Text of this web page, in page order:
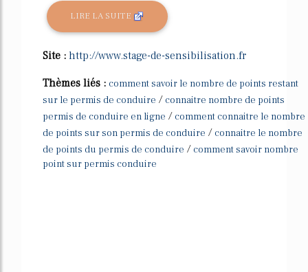
LIRE LA SUITE
Site : http://www.stage-de-sensibilisation.fr
Thèmes liés : comment savoir le nombre de points restant
sur le permis de conduire / connaitre nombre de points
permis de conduire en ligne / comment connaitre le nombre
de points sur son permis de conduire / connaitre le nombre
de points du permis de conduire / comment savoir nombre
point sur permis conduire